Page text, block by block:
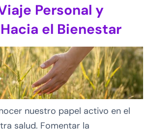
Personal y
el Bienestar
nuestro papel activo en el
salud. Fomentar la